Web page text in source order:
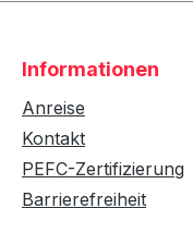
Informationen
Anreise
Kontakt
PEFC-Zertifizierung
Barrierefreiheit